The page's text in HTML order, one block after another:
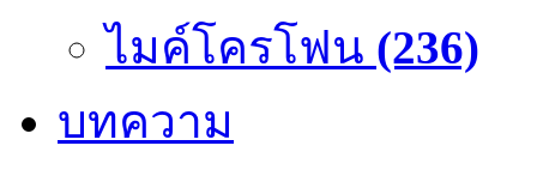
ไมค์โครโฟน (236)
บทความ